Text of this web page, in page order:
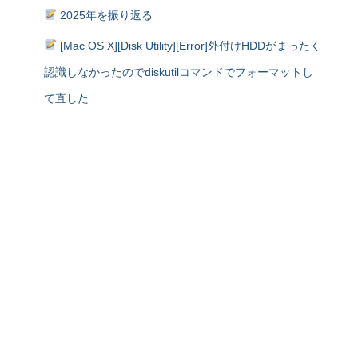
2025年を振り返る
[Mac OS X][Disk Utility][Error]外付けHDDがまったく
認識しなかったのでdiskutilコマンドでフォーマットし
て直した